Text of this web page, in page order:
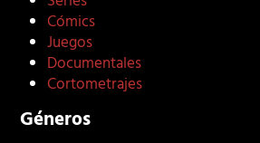
Cómics
Juegos
Documentales
Cortometrajes
Géneros